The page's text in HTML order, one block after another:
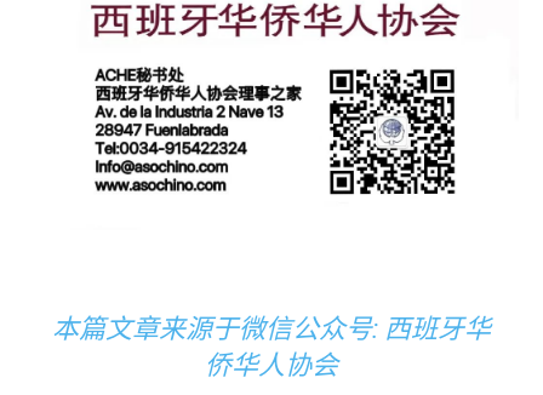
本篇文章来源于微信公众号: 西班牙华
侨华人协会